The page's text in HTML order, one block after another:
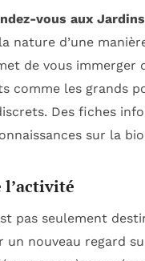
vous aux Jardins
nature d’une
de vous immerger
comme les grands
Des fiches
sur la
l’activité
pas seulement
nouveau regard